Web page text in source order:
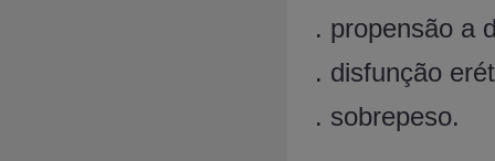
. propensão a
. disfunção
. sobrepeso.